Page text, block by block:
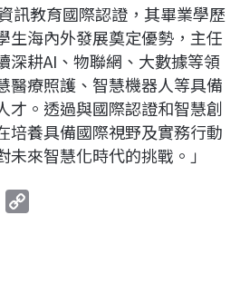
訊教育國際認證，其畢業學歷
生海內外發展奠定優勢，主任
深耕AI、物聯網、大數據等領
醫療照護、智慧機器人等具備
才。透過與國際認證和智慧創
培養具備國際視野及實務行動
來智慧化時代的挑戰。」